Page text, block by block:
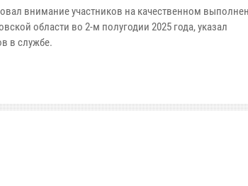
внимание участников на качественном
области во 2-м полугодии 2025 года, указал
в службе.